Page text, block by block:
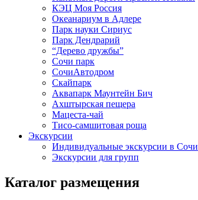
КЭЦ Моя Россия
Океанариум в Адлере
Парк науки Сириус
Парк Дендрарий
“Дерево дружбы”
Сочи парк
СочиАвтодром
Скайпарк
Аквапарк Маунтейн Бич
Ахштырская пещера
Мацеста-чай
Тисо-самшитовая роща
Экскурсии
Индивидуальные экскурсии в Сочи
Экскурсии для групп
Каталог размещения